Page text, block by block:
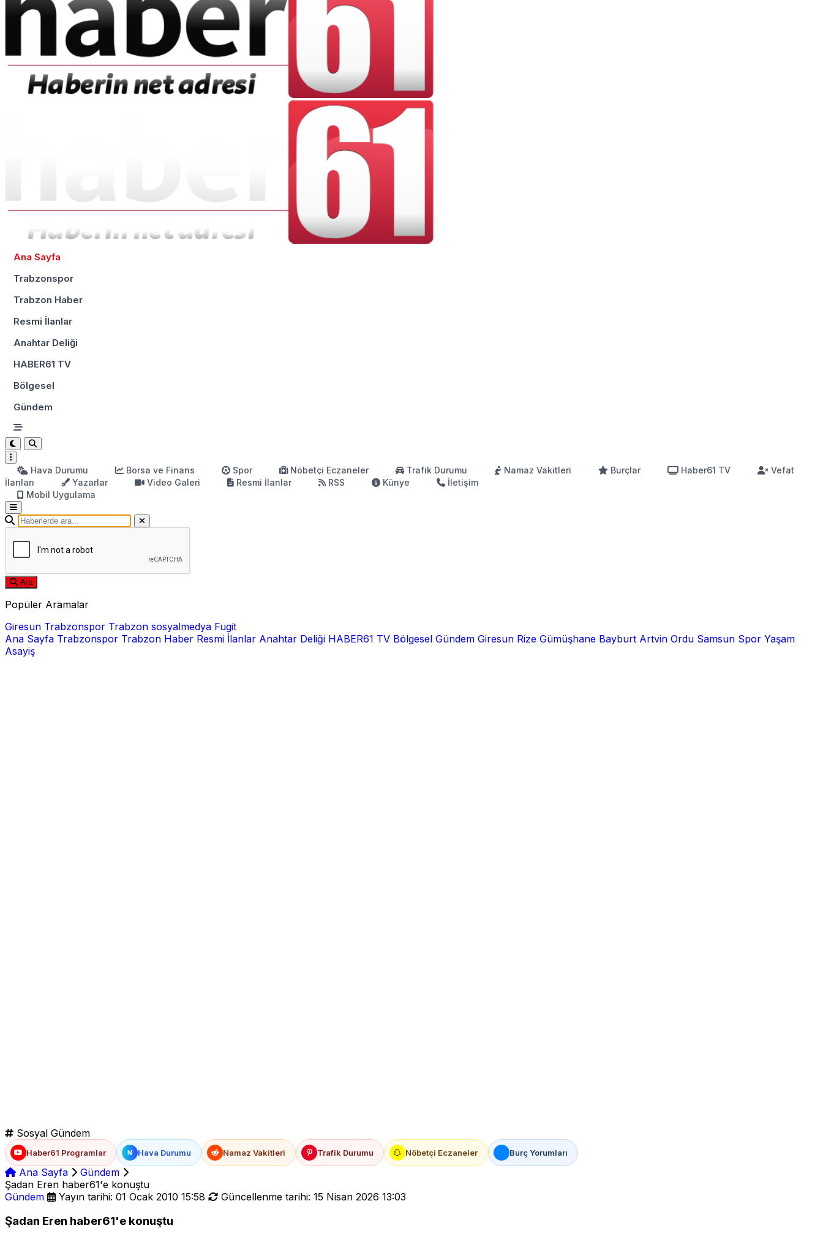
Ana Sayfa
Trabzonspor
Trabzon Haber
Resmi İlanlar
Anahtar Deliği
HABER61 TV
Bölgesel
Gündem
Hava Durumu Borsa ve Finans Spor Nöbetçi Eczaneler Trafik Durumu Namaz Vakitleri Burçlar Haber61 TV
Vefat
İlanları
Yazarlar Video Galeri Resmi İlanlar RSS Künye
İletişim
Mobil Uygulama
Ara
Popüler Aramalar
Giresun Trabzonspor Trabzon sosyalmedya Fugit
Ana Sayfa Trabzonspor Trabzon Haber Resmi İlanlar Anahtar Deliği HABER61 TV Bölgesel Gündem Giresun Rize Gümüşhane Bayburt Artvin Ordu Samsun Spor Yaşam
Asayiş
Sosyal Gündem
Haber61 Programlar N Hava Durumu Namaz Vakitleri Trafik Durumu Nöbetçi Eczaneler Burç Yorumları
Ana Sayfa
Gündem
Şadan Eren haber61'e konuştu
Gündem
Yayın tarihi: 01 Ocak 2010 15:58 Güncellenme tarihi: 15 Nisan 2026 13:03
Şadan Eren haber61'e konuştu